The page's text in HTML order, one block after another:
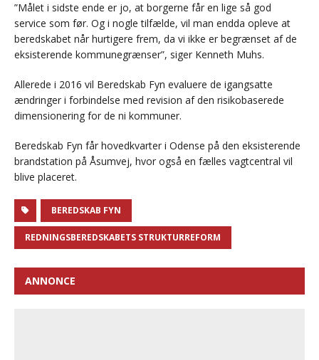
”Målet i sidste ende er jo, at borgerne får en lige så god
service som før. Og i nogle tilfælde, vil man endda opleve at
beredskabet når hurtigere frem, da vi ikke er begrænset af de
eksisterende kommunegrænser”, siger Kenneth Muhs.
Allerede i 2016 vil Beredskab Fyn evaluere de igangsatte
ændringer i forbindelse med revision af den risikobaserede
dimensionering for de ni kommuner.
Beredskab Fyn får hovedkvarter i Odense på den eksisterende
brandstation på Åsumvej, hvor også en fælles vagtcentral vil
blive placeret.
BEREDSKAB FYN
REDNINGSBEREDSKABETS STRUKTURREFORM
ANNONCE